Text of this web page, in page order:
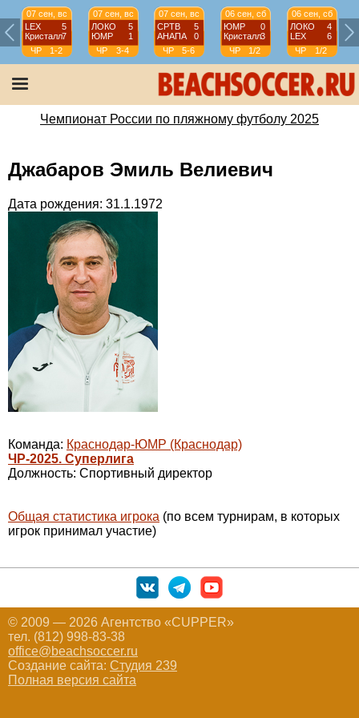
07 сен, вс
LEX
5
Кристалл7
ЧР
1-2
07 сен, вс
ЛОКО
5
ЮМР
1
ЧР
3-4
07 сен, вс
СРТВ
5
АНАПА
0
ЧР
5-6
06 сен, сб
ЮМР
0
Кристалл3
ЧР
1/2
06 сен, сб
ЛОКО
4
LEX
6
ЧР
1/2
Чемпионат России по пляжному футболу 2025
Джабаров Эмиль Велиевич
Дата рождения: 31.1.1972
Команда: Краснодар-ЮМР (Краснодар)
ЧР-2025. Суперлига
Должность: Спортивный директор
Общая статистика игрока (по всем турнирам, в которых
игрок принимал участие)
© 2009 — 2026 Агентство «CUPPER»
тел. (812) 998-83-38
office@beachsoccer.ru
Создание сайта: Студия 239
Полная версия сайта